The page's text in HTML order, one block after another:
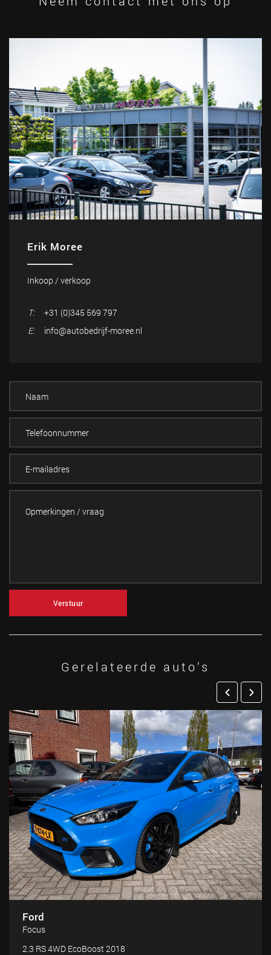
Erik Moree
Inkoop / verkoop
T:
+31 (0)345 569 797
E:
info@autobedrijf-moree.nl
Verstuur
Gerelateerde auto’s
Ford
Focus
2.3 RS 4WD EcoBoost 2018